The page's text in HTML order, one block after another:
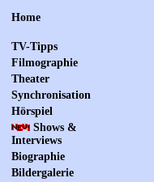
Home
TV-Tipps
Filmographie
Theater
Synchronisation
Hörspiel
Shows &
Interviews
Biographie
Bildergalerie